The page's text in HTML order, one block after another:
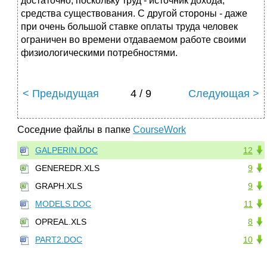
средства существования. С другой стороны - даже
при очень большой ставке оплаты труда человек
ограничен во времени отдаваемом работе своими
физиологическими потребностями.
< Предыдущая 4 / 9 Следующая >
Соседние файлы в папке CourseWork
12
GALPERIN.DOC
9
GENEREDR.XLS
9
GRAPH.XLS
11
MODELS.DOC
8
OPREAL.XLS
10
PART2.DOC